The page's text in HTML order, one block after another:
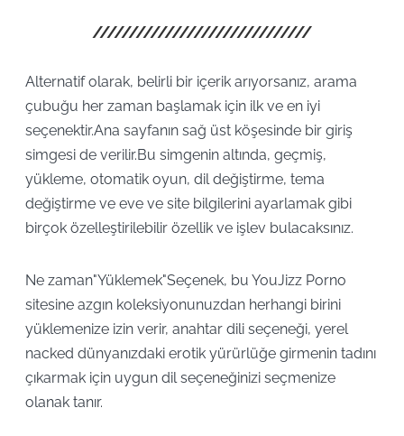
Alternatif olarak, belirli bir içerik arıyorsanız, arama
çubuğu her zaman başlamak için ilk ve en iyi
seçenektir.Ana sayfanın sağ üst köşesinde bir giriş
simgesi de verilir.Bu simgenin altında, geçmiş,
yükleme, otomatik oyun, dil değiştirme, tema
değiştirme ve eve ve site bilgilerini ayarlamak gibi
birçok özelleştirilebilir özellik ve işlev bulacaksınız.
Ne zaman"Yüklemek"Seçenek, bu YouJizz Porno
sitesine azgın koleksiyonunuzdan herhangi birini
yüklemenize izin verir, anahtar dili seçeneği, yerel
nacked dünyanızdaki erotik yürürlüğe girmenin tadını
çıkarmak için uygun dil seçeneğinizi seçmenize
olanak tanır.